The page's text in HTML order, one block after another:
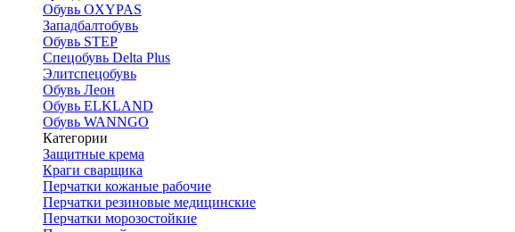
Обувь OXYPAS
Западбалтобувь
Обувь STEP
Спецобувь Delta Plus
Элитспецобувь
Обувь Леон
Обувь ELKLAND
Обувь WANNGO
Категории
Защитные крема
Краги сварщика
Перчатки кожаные рабочие
Перчатки резиновые медицинские
Перчатки морозостойкие